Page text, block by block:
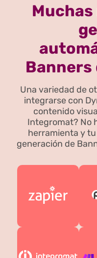
Banners
Una variedad de
integrarse con
contenido
Integromat? No
herramienta y
generación de